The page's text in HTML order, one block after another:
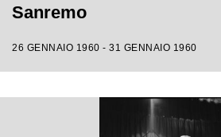
Sanremo
26 GENNAIO 1960 - 31 GENNAIO 1960